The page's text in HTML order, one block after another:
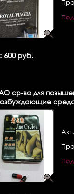
600 руб.
ср-во для